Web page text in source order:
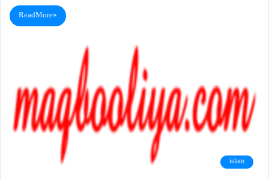
Read More »
islam